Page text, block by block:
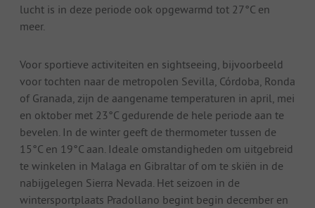
lucht is in deze periode ook opgewarmd tot 27°C en
meer.
Voor sportieve activiteiten en sightseeing, bijvoorbeeld
voor tochten naar de metropolen Sevilla, Córdoba, Ronda
of Granada, zijn de aangename temperaturen in april, mei
en oktober met 23°C gedurende de hele periode aan te
bevelen. In de winter geeft de thermometer tussen de
15°C en 19°C aan. Ideale omstandigheden om uitgebreid
te winkelen in Malaga en Gibraltar of om te skiën in de
nabijgelegen Sierra Nevada. Het seizoen in de
wintersportplaats Pradollano begint begin december en